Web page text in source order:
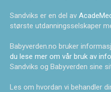
Sandviks er en del av
største utdanningsselskaper
Babyverden.no bruker
du lese mer om vår bruk av
Sandviks og Babyverden sine
Les om hvordan vi behandler